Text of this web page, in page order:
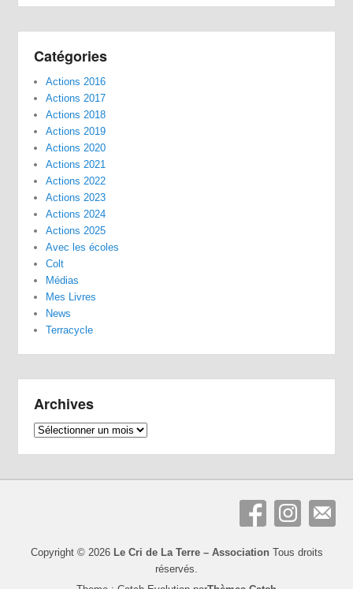
Catégories
Actions 2016
Actions 2017
Actions 2018
Actions 2019
Actions 2020
Actions 2021
Actions 2022
Actions 2023
Actions 2024
Actions 2025
Avec les écoles
Colt
Médias
Mes Livres
News
Terracycle
Archives
Archives
Copyright © 2026 Le Cri de La Terre – Association Tous droits
réservés.